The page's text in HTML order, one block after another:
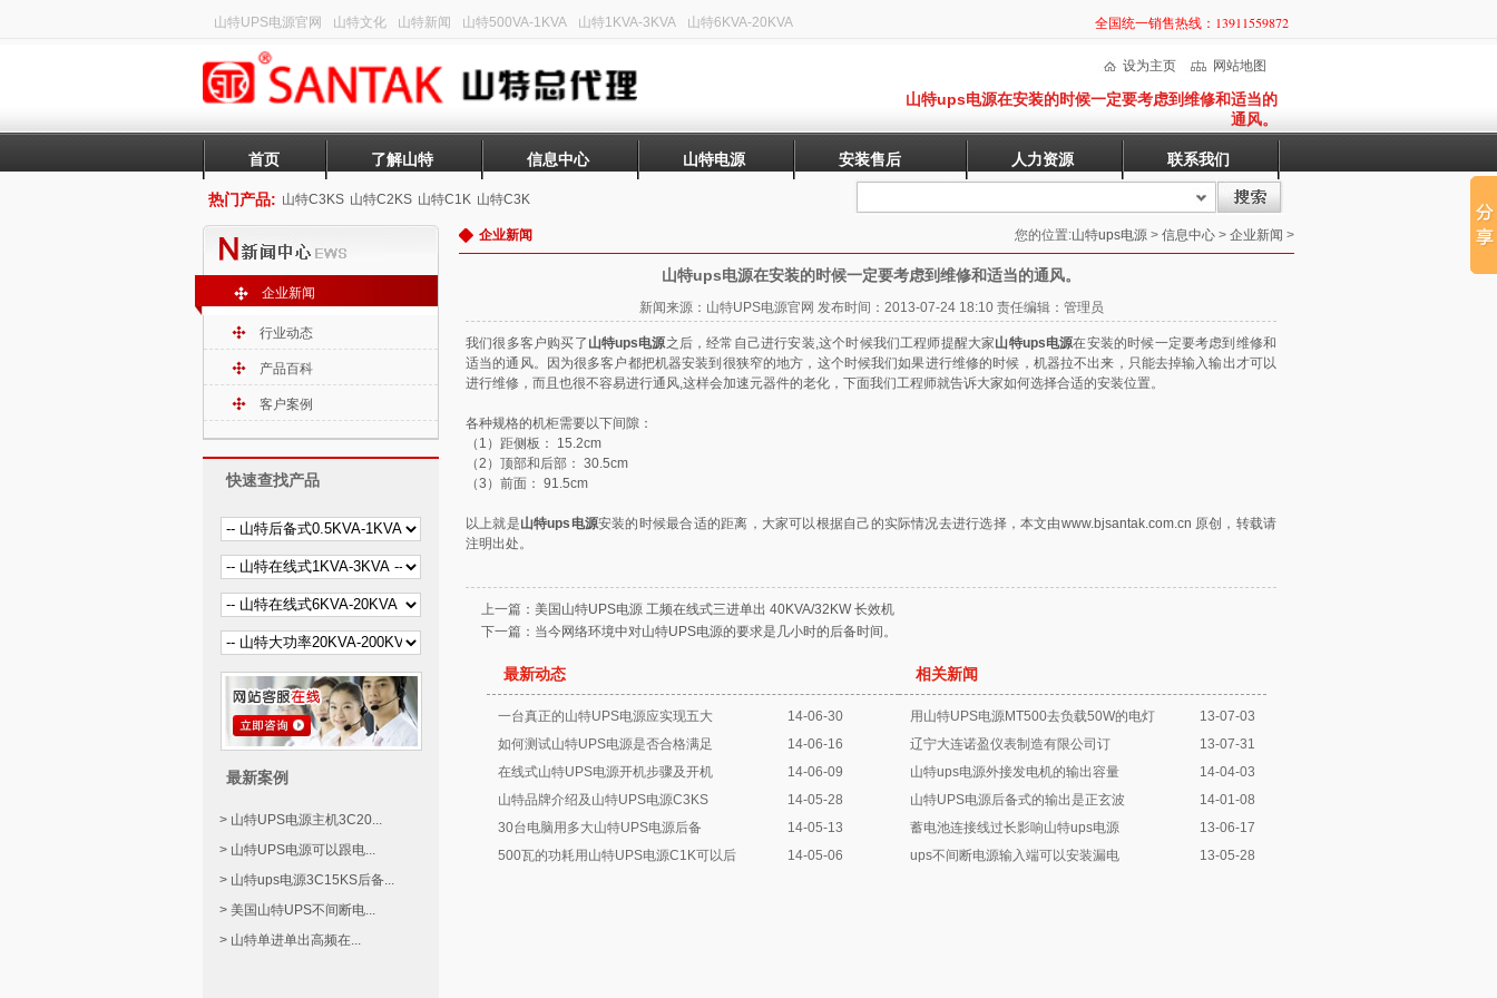
全国统一销售热线：13911559872
山特UPS电源官网 山特文化 山特新闻 山特500VA-1KVA 山特1KVA-3KVA 山特6KVA-20KVA
网站地图
设为主页
山特ups电源在安装的时候一定要考虑到维修和适当的
通风。
首页 了解山特 信息中心 山特电源 安装售后 人力资源 联系我们
热门产品: 山特C3KS 山特C2KS 山特C1K 山特C3K
企业新闻
行业动态
产品百科
客户案例
快速查找产品
最新案例
> 山特UPS电源主机3C20...
> 山特UPS电源可以跟电...
> 山特ups电源3C15KS后备...
> 美国山特UPS不间断电...
> 山特单进单出高频在...
企业新闻 您的位置:山特ups电源 > 信息中心 > 企业新闻 >
山特ups电源在安装的时候一定要考虑到维修和适当的通风。
新闻来源：山特UPS电源官网 发布时间：2013-07-24 18:10 责任编辑：管理员
我们很多客户购买了 山特ups电源之后，经常自己进行安装,这个时候我们工程师提醒大家山特ups电源在安装的时候一定要考虑到维修和
适当的通风。因为很多客户都把机器安装到很狭窄的地方，这个时候我们如果进行维修的时候，机器拉不出来，只能去掉输入输出才可以
进行维修，而且也很不容易进行通风,这样会加速元器件的老化，下面我们工程师就告诉大家如何选择合适的安装位置。
各种规格的机柜需要以下间隙：
（1）距侧板： 15.2cm
（2）顶部和后部： 30.5cm
（3）前面： 91.5cm
以上就是山特ups电源安装的时候最合适的距离，大家可以根据自己的实际情况去进行选择，本文由www.bjsantak.com.cn 原创，转载请
注明出处。
上一篇： 美国山特UPS电源 工频在线式三进单出 40KVA/32KW 长效机
下一篇： 当今网络环境中对山特UPS电源的要求是几小时的后备时间。
最新动态
一台真正的山特UPS电源应实现五大
14-06-30
如何测试山特UPS电源是否合格满足
14-06-16
在线式山特UPS电源开机步骤及开机
14-06-09
山特品牌介绍及山特UPS电源C3KS
14-05-28
30台电脑用多大山特UPS电源后备
14-05-13
500瓦的功耗用山特UPS电源C1K可以后
14-05-06
相关新闻
用山特UPS电源MT500去负载50W的电灯
13-07-03
辽宁大连诺盈仪表制造有限公司订
13-07-31
山特ups电源外接发电机的输出容量
14-04-03
山特UPS电源后备式的输出是正玄波
14-01-08
蓄电池连接线过长影响山特ups电源
13-06-17
ups不间断电源输入端可以安装漏电
13-05-28